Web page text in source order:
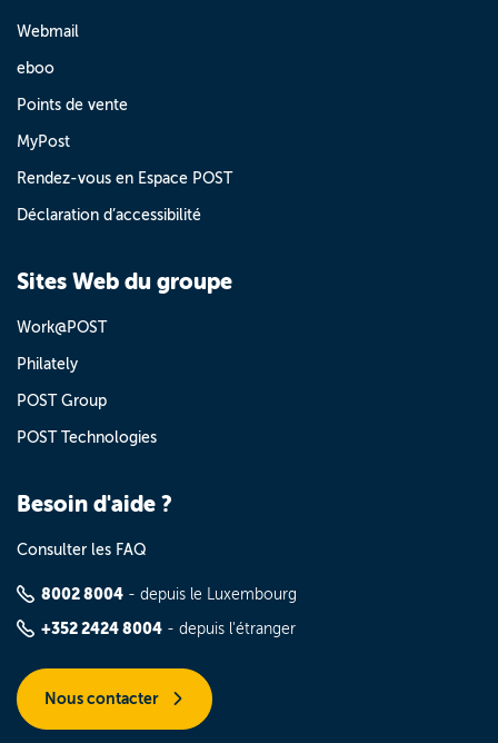
Webmail
eboo
Points de vente
MyPost
Rendez-vous en Espace POST
Déclaration d’accessibilité
Sites Web du groupe
Work@POST
Philately
POST Group
POST Technologies
Besoin d'aide ?
Consulter les FAQ
8002 8004 - depuis le Luxembourg
+352 2424 8004 - depuis l'étranger
Nous contacter